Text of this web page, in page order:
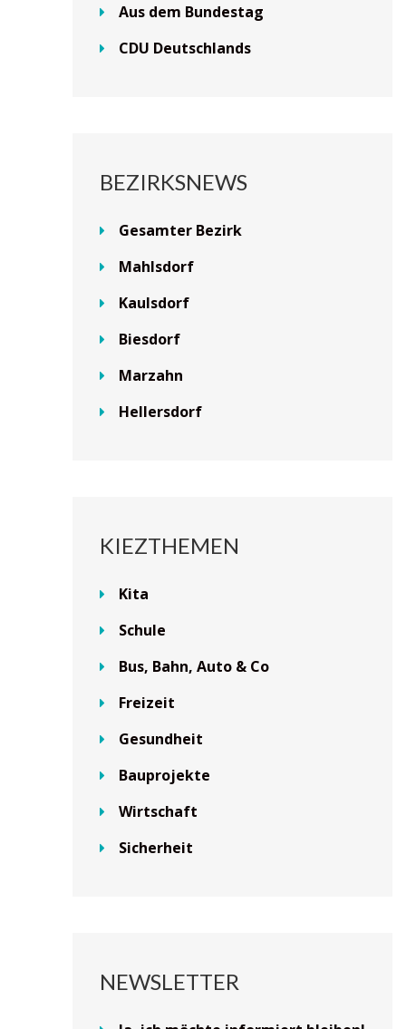
Aus dem Bundestag
CDU Deutschlands
BEZIRKSNEWS
Gesamter Bezirk
Mahlsdorf
Kaulsdorf
Biesdorf
Marzahn
Hellersdorf
KIEZTHEMEN
Kita
Schule
Bus, Bahn, Auto & Co
Freizeit
Gesundheit
Bauprojekte
Wirtschaft
Sicherheit
NEWSLETTER